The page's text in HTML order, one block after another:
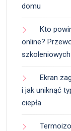
domu
Kto
online?
szkoleniowych
Ekran
i jak uniknąć
ciepła